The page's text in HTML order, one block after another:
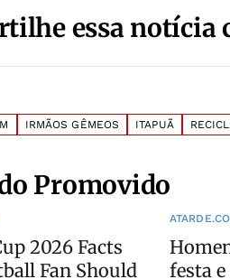
essa notícia
IRMÃOS GÊMEOS ITAPUÃ